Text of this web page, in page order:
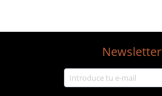
Newsletter